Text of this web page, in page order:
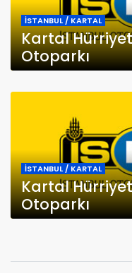
İSTANBUL / KARTAL
Kartal
Otoparkı
İSTANBUL / KARTAL
Kartal
Otoparkı